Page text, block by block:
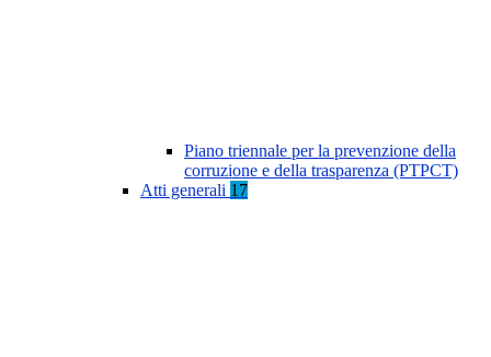
Piano triennale per la prevenzione della
corruzione e della trasparenza (PTPCT)
Atti generali 17